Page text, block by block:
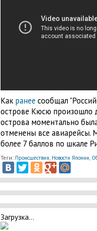
Как ранее сообщал
острове Кюсю произошло
острова моментально
отменены все авиарейсы.
более 7 баллов по шкале
Теги: Происшествия Новости Японии
Загрузка...